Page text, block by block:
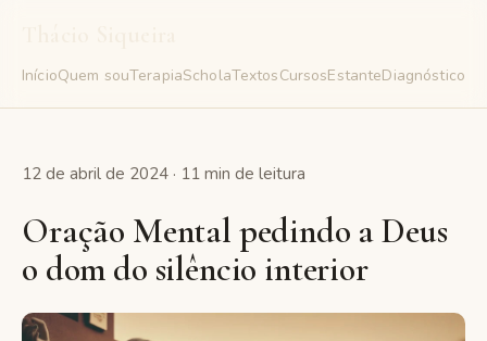
InícioQuem souTerapiaScholaTextosCursosEstanteDiagnóstico
12 de abril de 2024 · 11 min de leitura
Oração Mental pedindo a Deus
o dom do silêncio interior